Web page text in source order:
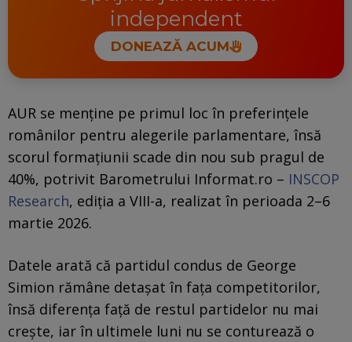
independent
DONEAZĂ ACUM
AUR se menține pe primul loc în preferințele
românilor pentru alegerile parlamentare, însă
scorul formațiunii scade din nou sub pragul de
40%, potrivit Barometrului Informat.ro – INSCOP
Research, ediția a VIII-a, realizat în perioada 2–6
martie 2026.
Datele arată că partidul condus de George
Simion rămâne detașat în fața competitorilor,
însă diferența față de restul partidelor nu mai
crește, iar în ultimele luni nu se conturează o